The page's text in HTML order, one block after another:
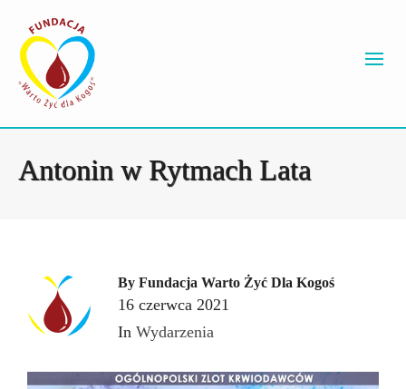
Antonin w Rytmach Lata
By Fundacja Warto Żyć Dla Kogoś
16 czerwca 2021
In Wydarzenia